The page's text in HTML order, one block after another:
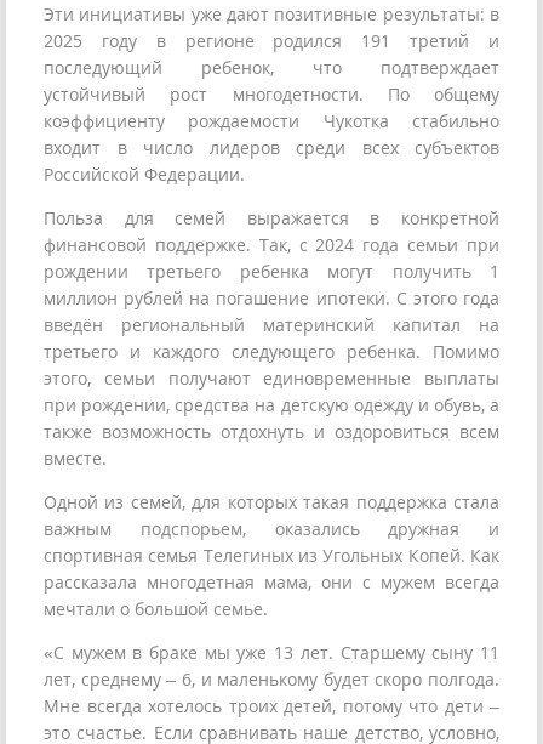
Эти инициативы уже дают позитивные результаты: в
2025 году в регионе родился 191 третий и
последующий ребенок, что подтверждает
устойчивый рост многодетности. По общему
коэффициенту рождаемости Чукотка стабильно
входит в число лидеров среди всех субъектов
Российской Федерации.
Польза для семей выражается в конкретной
финансовой поддержке. Так, с 2024 года семьи при
рождении третьего ребенка могут получить 1
миллион рублей на погашение ипотеки. С этого года
введён региональный материнский капитал на
третьего и каждого следующего ребенка. Помимо
этого, семьи получают единовременные выплаты
при рождении, средства на детскую одежду и обувь, а
также возможность отдохнуть и оздоровиться всем
вместе.
Одной из семей, для которых такая поддержка стала
важным подспорьем, оказались дружная и
спортивная семья Телегиных из Угольных Копей. Как
рассказала многодетная мама, они с мужем всегда
мечтали о большой семье.
«С мужем в браке мы уже 13 лет. Старшему сыну 11
лет, среднему – 6, и маленькому будет скоро полгода.
Мне всегда хотелось троих детей, потому что дети –
это счастье. Если сравнивать наше детство, условно,